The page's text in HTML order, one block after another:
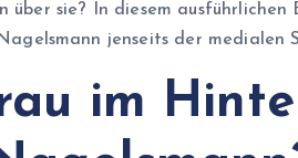
über sie? In diesem
jenseits der medialen
im